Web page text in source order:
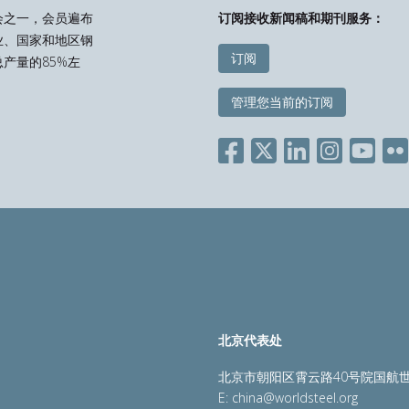
一，会员遍布
国家和地区钢
量的85%左
订阅接收新闻稿和期刊服务：
订阅
管理您当前的订阅
北京代表处
北京市朝阳区霄云路40号院国航
E: china@worldsteel.org